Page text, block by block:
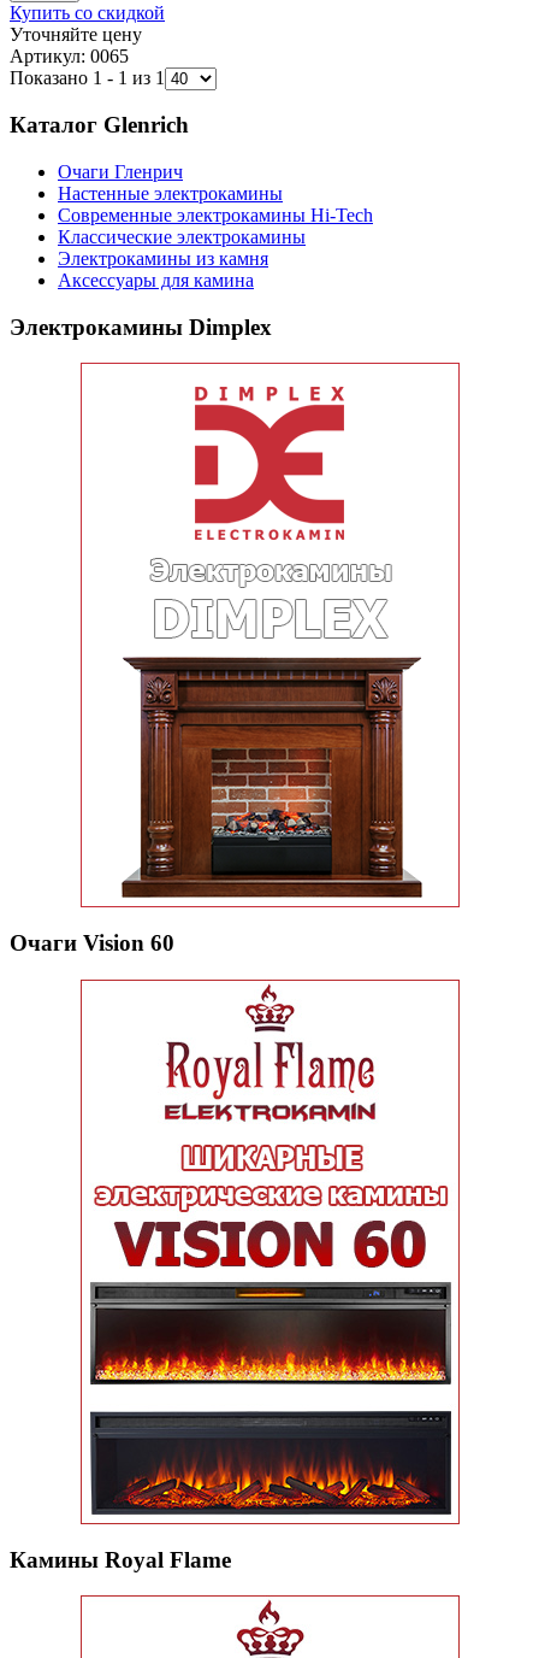
Купить со скидкой
Уточняйте цену
Артикул: 0065
Показано 1 - 1 из 1
Каталог Glenrich
Очаги Гленрич
Настенные электрокамины
Современные электрокамины Hi-Tech
Классические электрокамины
Электрокамины из камня
Аксессуары для камина
Электрокамины Dimplex
Очаги Vision 60
Камины Royal Flame